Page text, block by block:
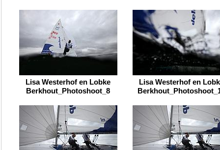
Lisa Westerhof en Lobke
Berkhout_Photoshoot_8
Lisa Westerhof en